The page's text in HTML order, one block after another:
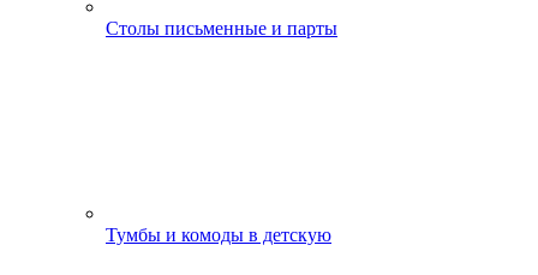
Столы письменные и парты
Тумбы и комоды в детскую